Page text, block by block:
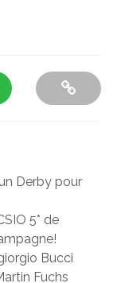
Derby pour
5* de
Bucci
Fuchs